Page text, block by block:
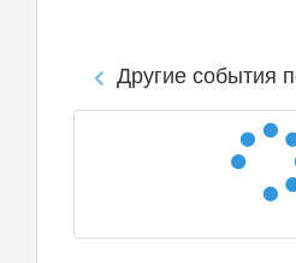
Другие события